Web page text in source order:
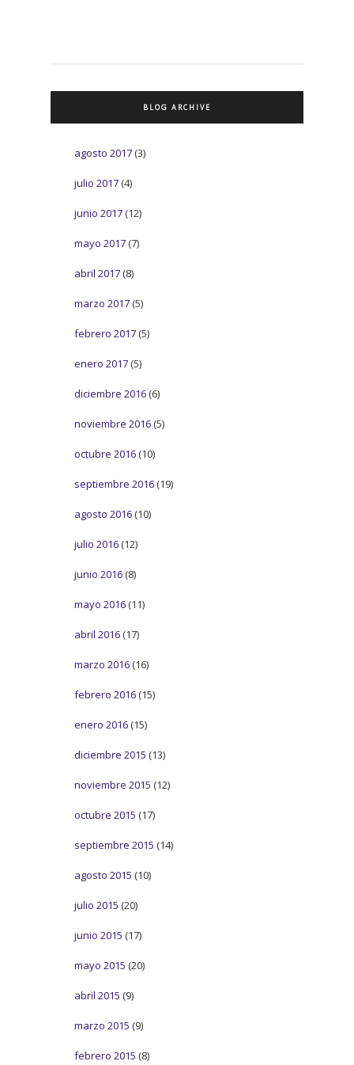
BLOG ARCHIVE
agosto 2017 (3)
julio 2017 (4)
junio 2017 (12)
mayo 2017 (7)
abril 2017 (8)
marzo 2017 (5)
febrero 2017 (5)
enero 2017 (5)
diciembre 2016 (6)
noviembre 2016 (5)
octubre 2016 (10)
septiembre 2016 (19)
agosto 2016 (10)
julio 2016 (12)
junio 2016 (8)
mayo 2016 (11)
abril 2016 (17)
marzo 2016 (16)
febrero 2016 (15)
enero 2016 (15)
diciembre 2015 (13)
noviembre 2015 (12)
octubre 2015 (17)
septiembre 2015 (14)
agosto 2015 (10)
julio 2015 (20)
junio 2015 (17)
mayo 2015 (20)
abril 2015 (9)
marzo 2015 (9)
febrero 2015 (8)